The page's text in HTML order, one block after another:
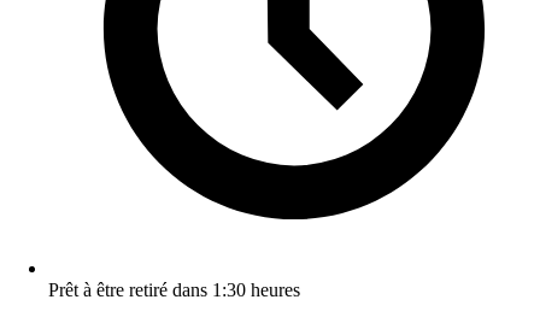
Prêt à être retiré dans 1:30 heures